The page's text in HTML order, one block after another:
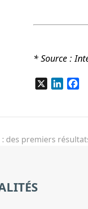
* Source :
: des premiers